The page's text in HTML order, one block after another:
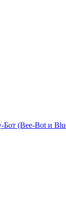
Бот (Bee-Bot и